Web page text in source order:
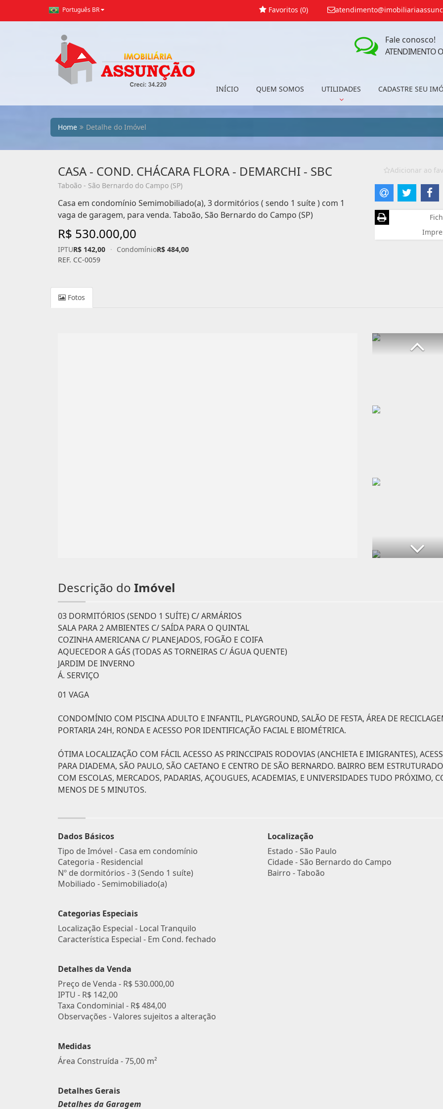
Português BR Favoritos (0)
INÍCIO QUEM SOMOS UTILIDADES CADASTRE SEU
Fale conosco!
ATENDIMENTO
Home Detalhe do Imóvel
CASA - COND. CHÁCARA FLORA - DEMARCHI - SBC
Taboão - São Bernardo do Campo (SP)
Casa em condomínio Semimobiliado(a), 3 dormitórios ( sendo 1 suíte ) com 1
vaga de garagem, para venda. Taboão, São Bernardo do Campo (SP)
R$ 530.000,00
IPTUR$ 142,00 · CondomínioR$ 484,00
REF. CC-0059
Adicionar ao
Fotos
Descrição do Imóvel
03 DORMITÓRIOS (SENDO 1 SUÍTE) C/ ARMÁRIOS
SALA PARA 2 AMBIENTES C/ SAÍDA PARA O QUINTAL
COZINHA AMERICANA C/ PLANEJADOS, FOGÃO E COIFA
AQUECEDOR A GÁS (TODAS AS TORNEIRAS C/ ÁGUA QUENTE)
JARDIM DE INVERNO
Á. SERVIÇO
01 VAGA
CONDOMÍNIO COM PISCINA ADULTO E INFANTIL, PLAYGROUND, SALÃO DE FESTA, ÁREA DE
PORTARIA 24H, RONDA E ACESSO POR IDENTIFICAÇÃO FACIAL E BIOMÉTRICA.
ÓTIMA LOCALIZAÇÃO COM FÁCIL ACESSO AS PRINCCIPAIS RODOVIAS (ANCHIETA E IMIGRANTES),
PARA DIADEMA, SÃO PAULO, SÃO CAETANO E CENTRO DE SÃO BERNARDO. BAIRRO BEM ESTRUTURADO
COM ESCOLAS, MERCADOS, PADARIAS, AÇOUGUES, ACADEMIAS, E UNIVERSIDADES TUDO PRÓXIMO,
MENOS DE 5 MINUTOS.
Dados Básicos
Tipo de Imóvel - Casa em condomínio
Categoria - Residencial
Nº de dormitórios - 3 (Sendo 1 suíte)
Mobiliado - Semimobiliado(a)
Categorias Especiais
Localização Especial - Local Tranquilo
Característica Especial - Em Cond. fechado
Detalhes da Venda
Preço de Venda - R$ 530.000,00
IPTU - R$ 142,00
Taxa Condominial - R$ 484,00
Observações - Valores sujeitos a alteração
Medidas
Área Construída - 75,00 m²
Detalhes Gerais
Detalhes da Garagem
Localização
Estado -São Paulo
Cidade -São Bernardo do Campo
Bairro -Taboão